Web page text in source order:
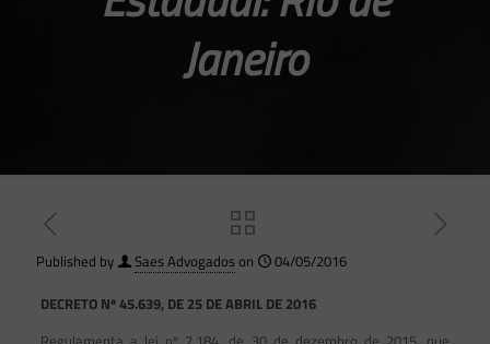
Janeiro
Published by Saes Advogadoson
04/05/2016
DECRETO Nº 45.639, DE 25 DE ABRIL DE 2016